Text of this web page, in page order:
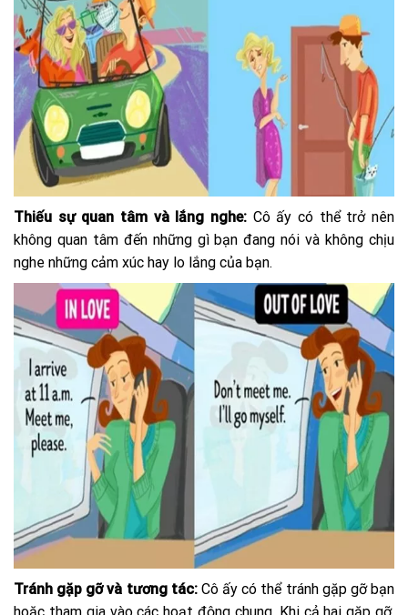
Thiếu sự quan tâm và lắng nghe: Cô ấy có thể trở nên
không quan tâm đến những gì bạn đang nói và không chịu
nghe những cảm xúc hay lo lắng của bạn.
Tránh gặp gỡ và tương tác: Cô ấy có thể tránh gặp gỡ bạn
hoặc tham gia vào các hoạt động chung. Khi cả hai gặp gỡ,